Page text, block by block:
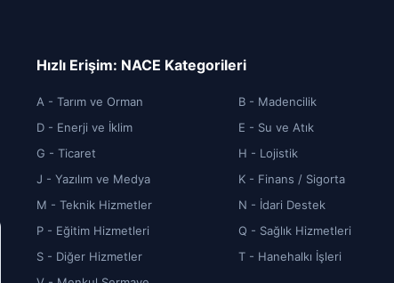
Hızlı Erişim: NACE Kategorileri
A - Tarım ve Orman B - Madencilik
D - Enerji ve İklim
E - Su ve Atık
G - Ticaret
H - Lojistik
J - Yazılım ve Medya
K - Finans / Sigorta
M - Teknik Hizmetler
N - İdari Destek
P - Eğitim Hizmetleri
Q - Sağlık Hizmetleri
S - Diğer Hizmetler
T - Hanehalkı İşleri